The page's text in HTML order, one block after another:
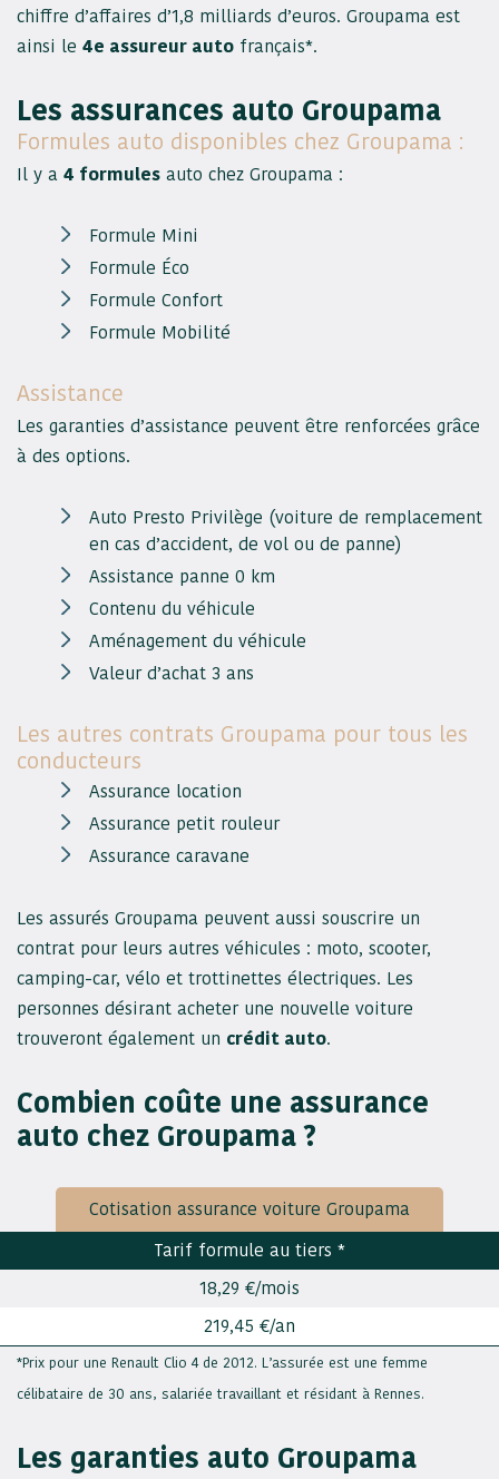
chiffre d’affaires d’1,8 milliards d’euros. Groupama est
ainsi le 4e assureur auto français*.
Les assurances auto Groupama
Formules auto disponibles chez Groupama :
Il y a 4 formules auto chez Groupama :
Formule Mini
Formule Éco
Formule Confort
Formule Mobilité
Assistance
Les garanties d’assistance peuvent être renforcées grâce
à des options.
Auto Presto Privilège (voiture de remplacement
en cas d’accident, de vol ou de panne)
Assistance panne 0 km
Contenu du véhicule
Aménagement du véhicule
Valeur d’achat 3 ans
Les autres contrats Groupama pour tous les
conducteurs
Assurance location
Assurance petit rouleur
Assurance caravane
Les assurés Groupama peuvent aussi souscrire un
contrat pour leurs autres véhicules : moto, scooter,
camping-car, vélo et trottinettes électriques. Les
personnes désirant acheter une nouvelle voiture
trouveront également un crédit auto.
Combien coûte une assurance
auto chez Groupama ?
Cotisation assurance voiture Groupama
Tarif formule au tiers *
18,29 €/mois
219,45 €/an
*Prix pour une Renault Clio 4 de 2012. L’assurée est une femme
célibataire de 30 ans, salariée travaillant et résidant à Rennes.
Les garanties auto Groupama